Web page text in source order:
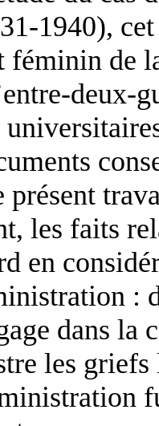
1940),
féminin de
deux-
les faits
en
:
dans la
les